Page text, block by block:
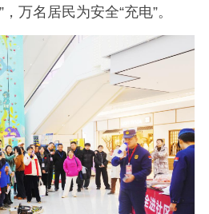
万名居民为安全“充电”。